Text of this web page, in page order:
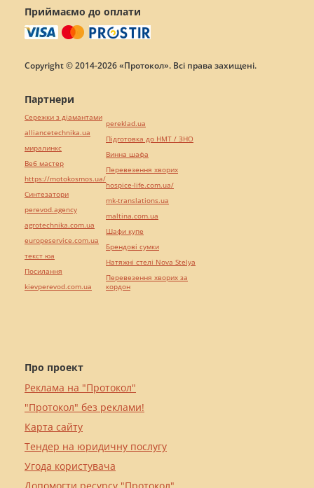
Приймаємо до оплати
Copyright © 2014-2026 «Протокол». Всі права захищені.
Про проект
Реклама на "Протокол"
"Протокол" без реклами!
Карта сайту
Тендер на юридичну послугу
Угода користувача
Партнери
Сережки з діамантами
alliancetechnika.ua
миралинкс
Веб мастер
https://motokosmos.ua/
Синтезатори
perevod.agency
agrotechnika.com.ua
europeservice.com.ua
текст юа
Посилання
kievperevod.com.ua
pereklad.ua
Підготовка до НМТ / ЗНО
Винна шафа
Перевезення хворих
hospice-life.com.ua/
mk-translations.ua
maltina.com.ua
Шафи купе
Брендові сумки
Натяжні стелі Nova Stelya
Перевезення хворих за
кордон